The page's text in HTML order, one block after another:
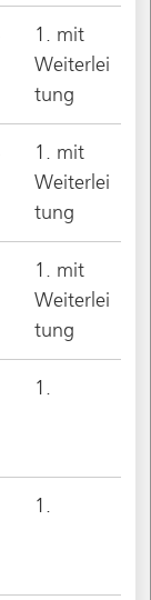
1. mit
Weiterlei
tung
1. mit
Weiterlei
tung
1. mit
Weiterlei
tung
1.
1.